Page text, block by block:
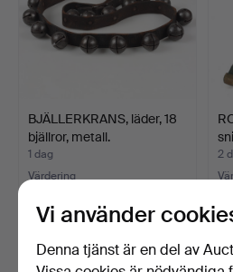
BJÄLLERKRANS, läder, 18
bjällror, metall.
1 dag
Värdering
2
Vi använder
Denna tjänst är en del av